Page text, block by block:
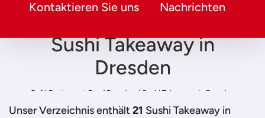
Kontaktieren Sie uns Nachrichten
Sushi Takeaway in
Dresden
Café Restaurant Bar / Dresden / Sushi Takeaway in Dresden
Unser Verzeichnis enthält21 Sushi Takeaway in